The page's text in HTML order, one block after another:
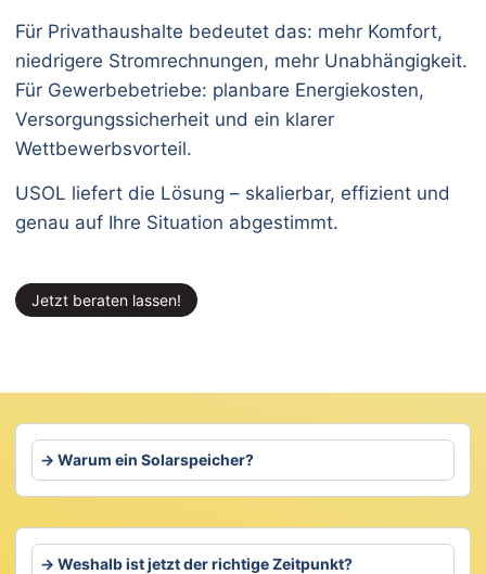
Für Privathaushalte bedeutet das: mehr Komfort,
niedrigere Stromrechnungen, mehr Unabhängigkeit.
Für Gewerbebetriebe: planbare Energiekosten,
Versorgungssicherheit und ein klarer
Wettbewerbsvorteil.
USOL liefert die Lösung – skalierbar, effizient und
genau auf Ihre Situation abgestimmt.
Jetzt beraten lassen!
Warum ein Solarspeicher?
Weshalb ist jetzt der richtige Zeitpunkt?